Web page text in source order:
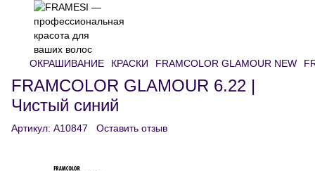
ОКРАШИВАНИЕ КРАСКИ FRAMCOLOR GLAMOUR NEW
FRAMCOLOR GLAMOUR 6.22 |
Чистый синий
Артикул: A10847 Оставить отзыв